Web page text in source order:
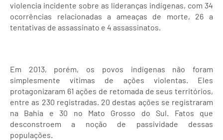
violencia incidente sobre as lideranças indígenas, com 34
ocorrências relacionadas a ameaças de morte, 26 a
tentativas de assassinato e 4 assassinatos.
Em 2013, porém, os povos indígenas não foram
simplesmente vítimas de ações violentas. Eles
protagonizaram 61 ações de retomada de seus territórios,
entre as 230 registradas. 20 destas ações se registraram
na Bahia e 30 no Mato Grosso do Sul. Fatos que
desconstroem a noção de passividade dessas
populações.